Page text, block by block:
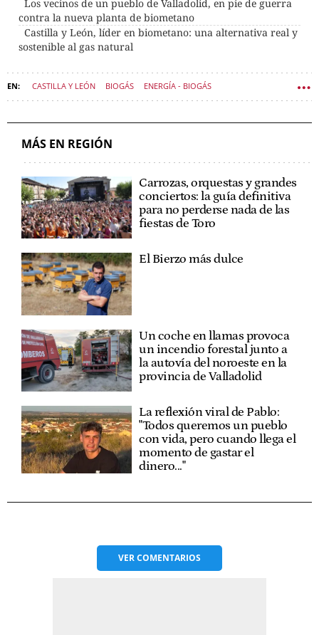
Los vecinos de un pueblo de Valladolid, en pie de guerra
contra la nueva planta de biometano
Castilla y León, líder en biometano: una alternativa real y
sostenible al gas natural
CASTILLA Y LEÓN BIOGÁS ENERGÍA - BIOGÁS
MÁS EN REGIÓN
Carrozas, orquestas y grandes
conciertos: la guía definitiva
para no perderse nada de las
fiestas de Toro
El Bierzo más dulce
Un coche en llamas provoca
un incendio forestal junto a
la autovía del noroeste en la
provincia de Valladolid
La reflexión viral de Pablo:
"Todos queremos un pueblo
con vida, pero cuando llega el
momento de gastar el
dinero..."
VERCOMENTARIOS